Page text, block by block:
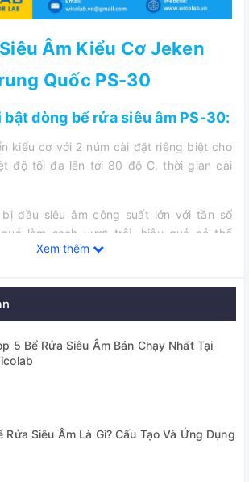
Âm Kiểu Cơ Jeken
Quốc PS-30
bật dòng bể rửa siêu âm PS-30:
kiểu cơ với 2 núm cài đặt riêng biệt cho
độ tối đa lên tới 80 độ C, thời gian cài
đầu siêu âm công suất lớn với tần số
làm sạch vượt trội, hiệu quả có thể
chỉ sau 1 lần rửa.
siêu âm:
hồ, răng giả, trái cây và rau quả, bình
em, bộ đồ ăn, bàn chải mỹ phẩm
nghiệm: Làm sạch ống nghiệm, cốc có
khác…
sạch dụng cụ mổ, dụng cụ nha khoa, kim
nha khoa, răng giả, các loại nẹp, niền
Xem thêm
5 Bể Rửa Siêu Âm Bán Chạy Nhất Tại
Rửa Siêu Âm Là Gì? Cấu Tạo Và Ứng Dụng